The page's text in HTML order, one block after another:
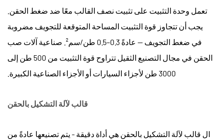
القولبة
بالحقن
4.1
اللدائن
قوالب
تعمل وحدة التثبيت على تثبيت نصف القالب معًا ضد ضغط الحقن.
يجب أن تتجاوز قوة التثبيت المساحة المتوقعة للتجويف مضروبة
في ضغط التجويف — عادةً 0.3–0.5 طن/سم². صناعية
آلات صب
الحقن
في مجال التصنيع الثقيل تتراوح قوة التثبيت من 500 طن إلى
3000 طن لأجزاء السيارات أو الأجزاء الصناعية الكبيرة.
قالب لآلة التشكيل بالحقن
ال قالب لآلة التشكيل بالحقن هي أداة دقيقة - يتم تصنيعها عادةً من